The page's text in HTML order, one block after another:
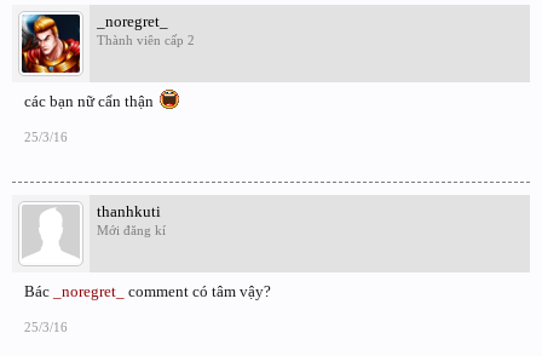
_noregret_
Thành viên cấp 2
các bạn nữ cẩn thận
25/3/16
thanhkuti
Mới đăng kí
Bác _noregret_ comment có tâm vậy?
25/3/16